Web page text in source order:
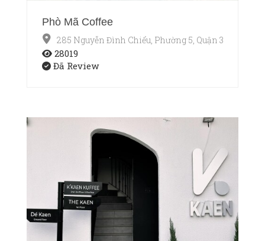
Phò Mã Coffee
285 Nguyễn Đình Chiểu, Phường 5, Quận 3, Thành
28019
Đã Review